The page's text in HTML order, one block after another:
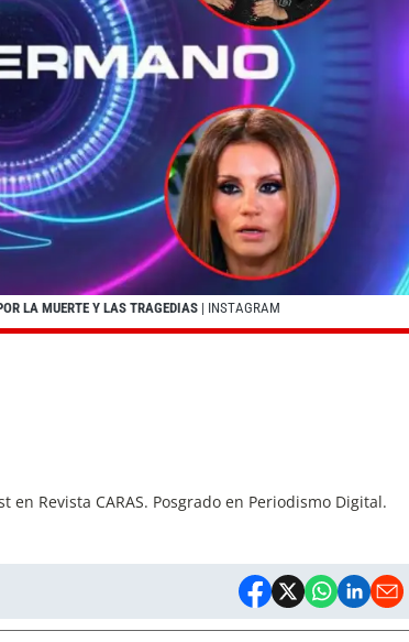
LA MUERTE Y LAS TRAGEDIAS | INSTAGRAM
Revista CARAS. Posgrado en Periodismo Digital.